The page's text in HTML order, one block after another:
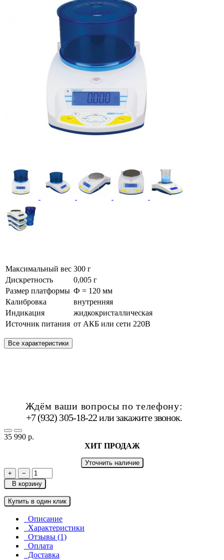
Максимальный вес 300 г
Дискретность
0,005 г
Размер платформы Ф = 120 мм
Калибровка
внутренняя
Индикация
жидкокристаллическая
Источник питания от АКБ или сети 220В
Все характеристики
Ждём ваши вопросы по телефону:
+7 (932) 305-18-22 илизакажите звонок.
35 990 р.
ХИТ ПРОДАЖ
Уточнить наличие
+
−
В корзину
Купить в один клик
Описание
Характеристики
Отзывы (1)
Оплата
Доставка